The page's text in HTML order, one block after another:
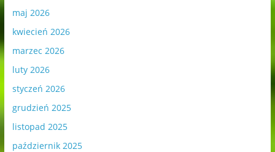
maj 2026
kwiecień 2026
marzec 2026
luty 2026
styczeń 2026
grudzień 2025
listopad 2025
październik 2025